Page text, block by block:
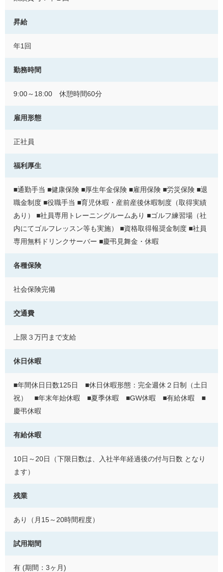
昇給
年1回
勤務時間
9:00～18:00 休憩時間60分
雇用形態
正社員
福利厚生
■通勤手当 ■健康保険 ■厚生年金保険 ■雇用保険 ■労災保険 ■退
職金制度 ■役職手当 ■育児休暇・産前産後休暇制度（取得実績
あり） ■社員専用トレーニングルームあり ■ゴルフ練習場（社
内にてゴルフレッスン等も実施） ■資格取得報奨金制度 ■社員
専用無料ドリンクサーバー ■慶弔見舞金・休暇
各種保険
社会保険完備
交通費
上限３万円まで支給
休日休暇
■年間休日日数125日 ■休日休暇形態：完全週休２日制（土日
祝） ■年末年始休暇 ■夏季休暇 ■GW休暇 ■有給休暇 ■
慶弔休暇
有給休暇
10日～20日（下限日数は、入社半年経過後の付与日数 となり
ます）
残業
あり（月15～20時間程度）
試用期間
有 (期間：3ヶ月)